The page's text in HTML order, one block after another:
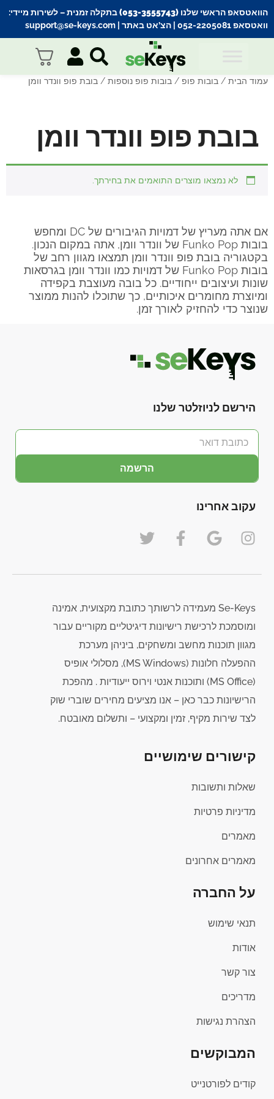
הוואטסאפ הראשי שלנו (053-3555743) בתקלה זמנית
– לשירות מיידי:
וואטסאפ 052-2205081
| הצ’אט באתר | support@se-keys.com
עמוד הבית / בובות פופ / בובות פופ נוספות / בובת פופ וונדר וומן
בובת פופ וונדר וומן
לא נמצאו מוצרים התואמים את בחירתך.
אם אתה מעריץ של דמויות הגיבורים של DC ומחפש
בובות Funko Pop של וונדר וומן, אתה במקום הנכון.
בקטגוריה בובת פופ וונדר וומן תמצאו מגוון רחב של
בובות Funko Pop של דמויות כמו וונדר וומן בגרסאות
שונות ועיצובים ייחודיים. כל בובה מעוצבת בקפידה
ומיוצרת מחומרים איכותיים, כך שתוכלו להנות ממוצר
שנוצר כדי להחזיק לאורך זמן.
הירשם לניוזלטר שלנו
הרשמה
עקוב אחרינו
Se-Keys מעמידה לרשותך כתובת מקצועית, אמינה
ומוסמכת לרכישת רישיונות דיגיטליים מקוריים עבור
מגוון תוכנות מחשב ומשחקים, ביניהן מערכת
ההפעלה חלונות (MS Windows), מסלולי אופיס
(MS Office) ותוכנות אנטי וירוס ייעודיות . מהפכת
הרישיונות כבר כאן – אנו מציעים מחירים שוברי שוק
לצד שירות מקיף, זמין ומקצועי – ותשלום מאובטח.
קישורים שימושיים
שאלות ותשובות
מדיניות פרטיות
מאמרים
מאמרים אחרונים
על החברה
תנאי שימוש
אודות
צור קשר
מדריכים
הצהרת נגישות
המבוקשים
קודים לפורטנייט